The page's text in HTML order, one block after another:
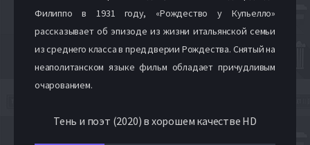
Филиппо в 1931 году, «Рождество у Купьелло»
рассказывает об эпизоде из жизни итальянской семьи
из среднего класса в преддверии Рождества. Снятый на
неаполитанском языке фильм обладает причудливым
очарованием.
Тень и поэт (2020) в хорошем качестве HD